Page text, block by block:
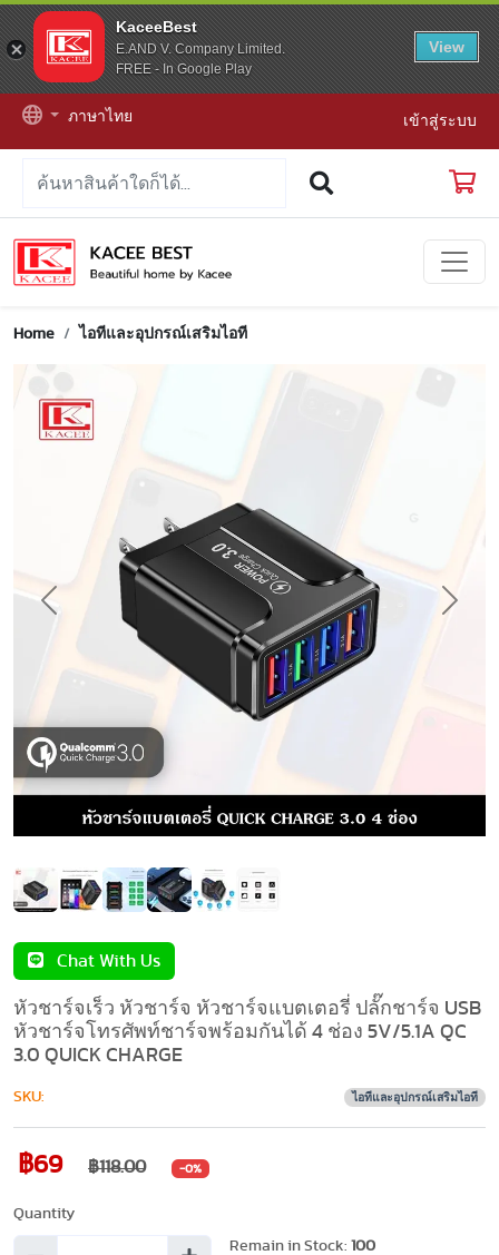
KaceeBest
E.AND V. Company Limited.
FREE - In Google Play
View
ภาษาไทย เข้าสู่ระบบ
Home ไอทีและอุปกรณ์เสริมไอที
Previous Next
Chat With Us
หัวชาร์จเร็ว หัวชาร์จ หัวชาร์จแบตเตอรี่ ปลั๊กชาร์จ USB
หัวชาร์จโทรศัพท์ชาร์จพร้อมกันได้ 4 ช่อง 5V/5.1A QC
3.0 QUICK CHARGE
SKU: ไอทีและอุปกรณ์เสริมไอที
฿69 ฿118.00 -0%
Quantity
Remain in Stock: 100